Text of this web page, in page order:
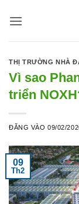
qua
THỊ TRƯỜNG NHÀ
Vì sao
triển
ĐĂNG VÀO09/02/
09
Th2